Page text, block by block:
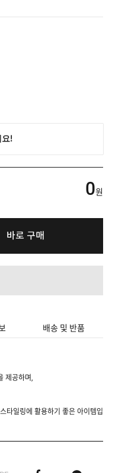
0원
바로 구매
배송 및 반품
제공하며,
타일링에 활용하기 좋은 아이템입